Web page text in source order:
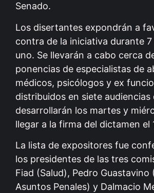
Senado.
Los disertantes expondrán a
contra de la iniciativa durante
uno. Se llevarán a cabo cerca
ponencias de especialistas de
médicos, psicólogos y ex
distribuidos en siete audiencias
desarrollarán los martes y
llegar a la firma del dictamen el
La lista de expositores fue
los presidentes de las tres
Fiad (Salud), Pedro Guastavino
Asuntos Penales) y Dalmacio